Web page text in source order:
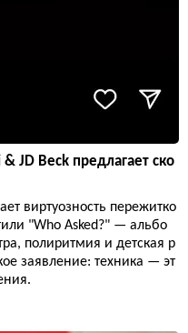
JD Beck предлагает ско
виртуозность пережитко
"Who Asked?" — альбо
полиритмия и детская р
заявление: техника — эт